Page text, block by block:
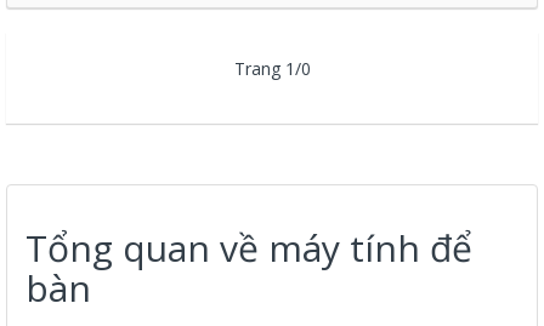
Trang 1/0
Tổng quan về máy tính để
bàn